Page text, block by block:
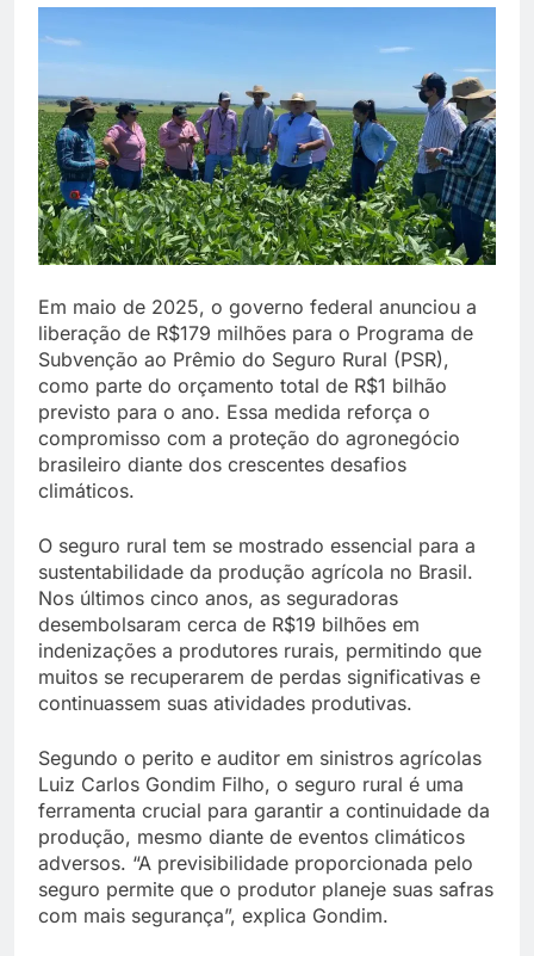
Em maio de 2025, o governo federal anunciou a
liberação de R$179 milhões para o Programa de
Subvenção ao Prêmio do Seguro Rural (PSR),
como parte do orçamento total de R$1 bilhão
previsto para o ano. Essa medida reforça o
compromisso com a proteção do agronegócio
brasileiro diante dos crescentes desafios
climáticos.
O seguro rural tem se mostrado essencial para a
sustentabilidade da produção agrícola no Brasil.
Nos últimos cinco anos, as seguradoras
desembolsaram cerca de R$19 bilhões em
indenizações a produtores rurais, permitindo que
muitos se recuperarem de perdas significativas e
continuassem suas atividades produtivas.
Segundo o perito e auditor em sinistros agrícolas
Luiz Carlos Gondim Filho, o seguro rural é uma
ferramenta crucial para garantir a continuidade da
produção, mesmo diante de eventos climáticos
adversos. “A previsibilidade proporcionada pelo
seguro permite que o produtor planeje suas safras
com mais segurança”, explica Gondim.